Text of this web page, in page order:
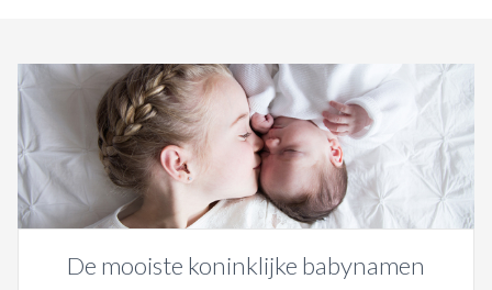
De mooiste koninklijke babynamen